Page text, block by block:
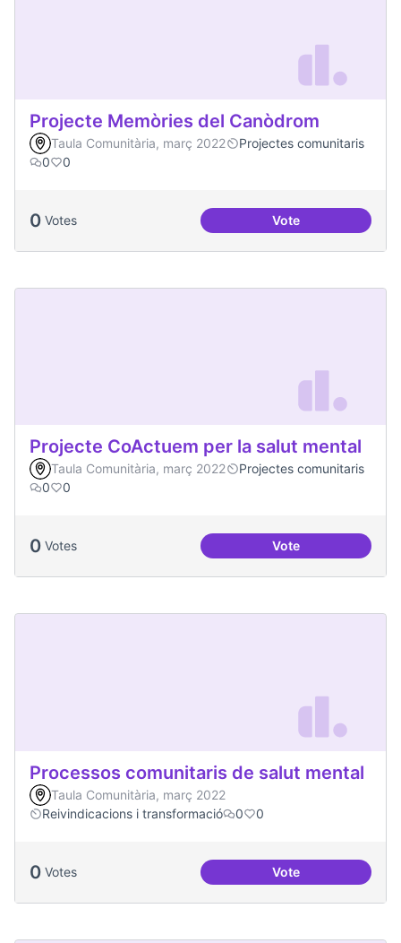
Projecte Memòries del Canòdrom
Taula Comunitària, març 2022
Projectes comunitaris
0
0
0 Votes VoteProjecte
Projecte CoActuem per la salut mental
Taula Comunitària, març 2022
Projectes comunitaris
0
0
0 Votes VoteProjecte
Processos comunitaris de salut mental
Taula Comunitària, març 2022
Reivindicacions i transformació
0 0
0 Votes VoteProcessos